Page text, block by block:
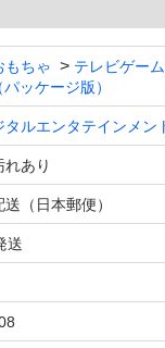
ます。
になると思う購入
す。
る方が最近増えて
のため行いません。
等は、申し訳ない
もちゃ テレビゲーム
ッケージ版）
タルエンタテインメン
あり
（日本郵便）
送